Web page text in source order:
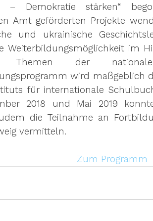
– Demokratie stärken“
Amt geförderten Projekte
und ukrainische
Weiterbildungsmöglichkeit im
Themen der
wird maßgeblich
für internationale
2018 und Mai 2019
die Teilnahme an
vermitteln.
Zum Programm